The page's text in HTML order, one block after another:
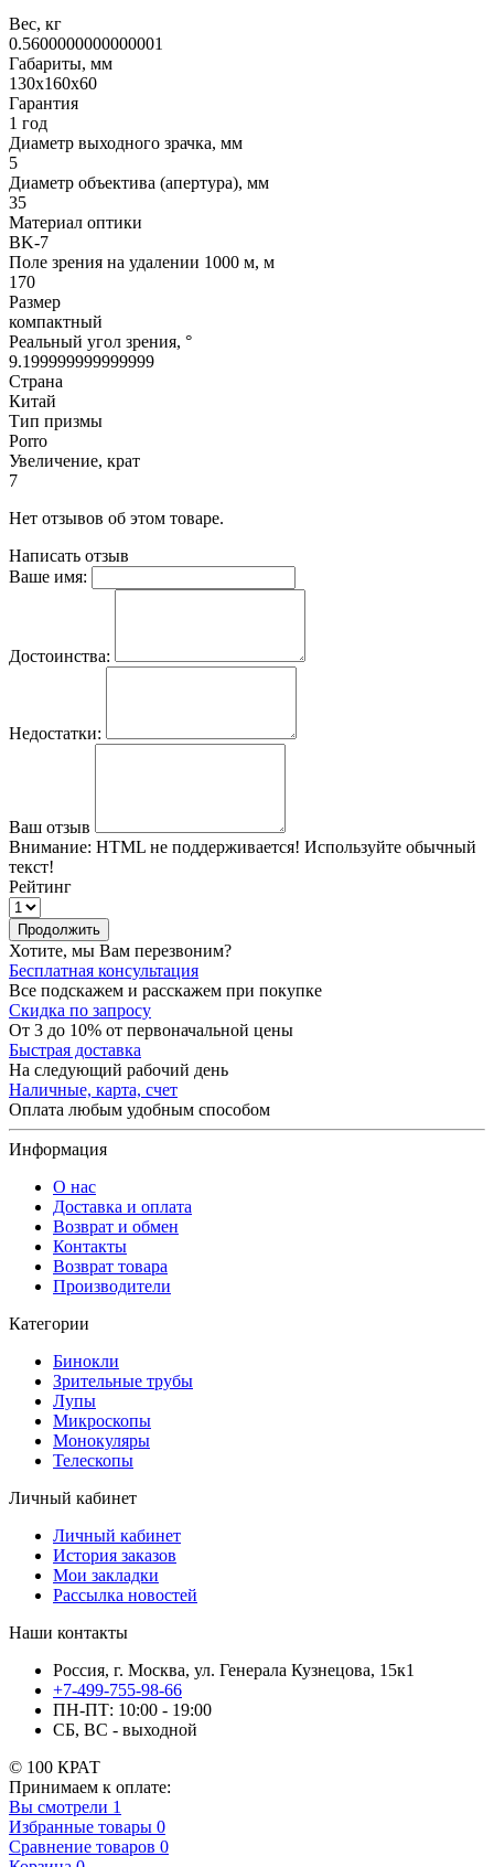
Вес, кг
0.5600000000000001
Габариты, мм
130х160х60
Гарантия
1 год
Диаметр выходного зрачка, мм
5
Диаметр объектива (апертура), мм
35
Материал оптики
BK-7
Поле зрения на удалении 1000 м, м
170
Размер
компактный
Реальный угол зрения, °
9.199999999999999
Страна
Китай
Тип призмы
Porro
Увеличение, крат
7
Нет отзывов об этом товаре.
Написать отзыв
Ваше имя:
Достоинства:
Недостатки:
Ваш отзыв
Внимание: HTML не поддерживается! Используйте обычный
текст!
Рейтинг
Продолжить
Хотите, мы Вам перезвоним?
Бесплатная консультация
Все подскажем и расскажем при покупке
Скидка по запросу
От 3 до 10% от первоначальной цены
Быстрая доставка
На следующий рабочий день
Наличные, карта, счет
Оплата любым удобным способом
Информация
О нас
Доставка и оплата
Возврат и обмен
Контакты
Возврат товара
Производители
Категории
Бинокли
Зрительные трубы
Лупы
Микроскопы
Монокуляры
Телескопы
Личный кабинет
Личный кабинет
История заказов
Мои закладки
Рассылка новостей
Наши контакты
Россия, г. Москва, ул. Генерала Кузнецова, 15к1
+7-499-755-98-66
ПН-ПТ: 10:00 - 19:00
СБ, ВС - выходной
© 100 КРАТ
Принимаем к оплате:
Вы смотрели 1
Избранные товары 0
Сравнение товаров 0